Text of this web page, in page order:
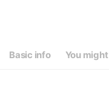
Basic info You